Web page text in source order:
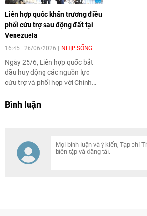
Liên hợp quốc khẩn trương điều
phối cứu trợ sau động đất tại
Venezuela
16:45 | 26/06/2026 NHỊP SỐNG
Ngày 25/6, Liên hợp quốc bắt
đầu huy động các nguồn lực
cứu trợ và phối hợp với Chính
nhân đạo để ứng phó tình trạng
Bình luận